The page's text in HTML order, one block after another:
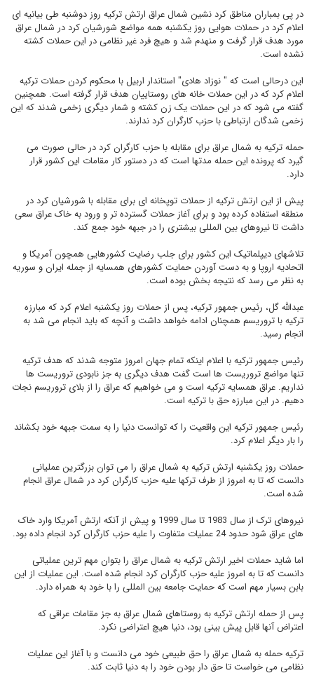
در پی بمباران مناطق کرد نشین شمال عراق ارتش ترکیه روز دوشنبه طی بیانیه ای
اعلام کرد در حملات هوایی روز یکشنبه همه مواضع شورشیان کرد در شمال عراق
مورد هدف قرار گرفت و منهدم شد و هیچ فرد غیر نظامی در این حملات کشته
نشده است.
این درحالی است که " نوزاد هادی" استاندار اربیل با محکوم کردن حملات ترکیه
اعلام کرد که در این حملات خانه های روستاییان هدف قرار گرفته است. همچنین
گفته می شود که در این حملات یک زن کشته و شمار دیگری زخمی شدند که این
زخمی شدگان ارتباطی با حزب کارگران کرد ندارند.
حمله ترکیه به شمال عراق برای مقابله با حزب کارگران کرد در حالی صورت می
گیرد که پرونده این حمله مدتها است که در دستور کار مقامات این کشور قرار
دارد.
پیش از این ارتش ترکیه از حملات توپخانه ای برای مقابله با شورشیان کرد در
منطقه استفاده کرده بود و برای آغاز حملات گسترده تر و ورود به خاک عراق سعی
داشت تا نیروهای بین المللی بیشتری را در جبهه خود جمع کند.
تلاشهای دیپلماتیک این کشور برای جلب رضایت کشورهایی همچون آمریکا و
اتحادیه اروپا و به دست آوردن حمایت کشورهای همسایه از جمله ایران و سوریه
به نظر می رسد که نتیجه بخش بوده است.
عبدالله گل، رئیس جمهور ترکیه، پس از حملات روز یکشنبه اعلام کرد که مبارزه
ترکیه با تروریسم همچنان ادامه خواهد داشت و آنچه که باید انجام می شد به
انجام رسید.
رئیس جمهور ترکیه با اعلام اینکه تمام جهان امروز متوجه شدند که هدف ترکیه
تنها مواضع تروریست ها است گفت هدف دیگری به جز نابودی تروریست ها
نداریم. عراق همسایه ترکیه است و می خواهیم که عراق را از بلای تروریسم نجات
دهیم. در این مبارزه حق با ترکیه است.
رئیس جمهور ترکیه این واقعیت را که توانست دنیا را به سمت جبهه خود بکشاند
را بار دیگر اعلام کرد.
حملات روز یکشنبه ارتش ترکیه به شمال عراق را می توان بزرگترین عملیانی
دانست که تا به امروز از طرف ترکها علیه حزب کارگران کرد در شمال عراق انجام
شده است.
نیروهای ترک از سال 1983 تا سال 1999 و پیش از آنکه ارتش آمریکا وارد خاک
های عراق شود حدود 24 عملیات متفاوت را علیه حزب کارگران کرد انجام داده بود.
اما شاید حملات اخیر ارتش ترکیه به شمال عراق را بتوان مهم ترین عملیاتی
دانست که تا به امروز علیه حزب کارگران کرد انجام شده است. این عملیات از این
بابن بسیار مهم است که حمایت جامعه بین المللی را با خود به همراه دارد.
پس از حمله ارتش ترکیه به روستاهای شمال عراق به جز مقامات عراقی که
اعتراض آنها قابل پیش بینی بود، دنیا هیچ اعتراضی نکرد.
ترکیه حمله به شمال عراق را حق طبیعی خود می دانست و با آغاز این عملیات
نظامی می خواست تا حق دار بودن خود را به دنیا ثابت کند.